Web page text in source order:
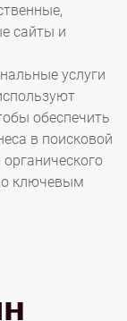
сайты и
услуги
обеспечить
в поисковой
ключевым